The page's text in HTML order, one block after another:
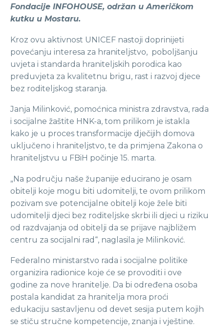
Fondacije INFOHOUSE, održan u Američkom
kutku u Mostaru.
Kroz ovu aktivnost UNICEF nastoji doprinijeti
povećanju interesa za hraniteljstvo, poboljšanju
uvjeta i standarda hraniteljskih porodica kao
preduvjeta za kvalitetnu brigu, rast i razvoj djece
bez roditeljskog staranja.
Janja Milinković, pomoćnica ministra zdravstva, rada
i socijalne žaštite HNK-a, tom prilikom je istakla
kako je u proces transformacije dječijih domova
uključeno i hraniteljstvo, te da primjena Zakona o
hraniteljstvu u FBiH počinje 15. marta.
„Na području naše županije educirano je osam
obitelji koje mogu biti udomitelji, te ovom prilikom
pozivam sve potencijalne obitelji koje žele biti
udomitelji djeci bez roditeljske skrbi ili djeci u riziku
od razdvajanja od obitelji da se prijave najbližem
centru za socijalni rad“, naglasila je Milinković.
Federalno ministarstvo rada i socijalne politike
organizira radionice koje će se provoditi i ove
godine za nove hranitelje. Da bi određena osoba
postala kandidat za hranitelja mora proći
edukaciju sastavljenu od devet sesija putem kojih
se stiču stručne kompetencije, znanja i vještine.